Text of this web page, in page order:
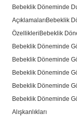
Bebeklik Döneminde
AçıklamalarıBebeklik
Özellikleri Bebeklik
Bebeklik Döneminde
Bebeklik Döneminde
Bebeklik Döneminde
Bebeklik Döneminde
Bebeklik Döneminde
Alışkanlıkları